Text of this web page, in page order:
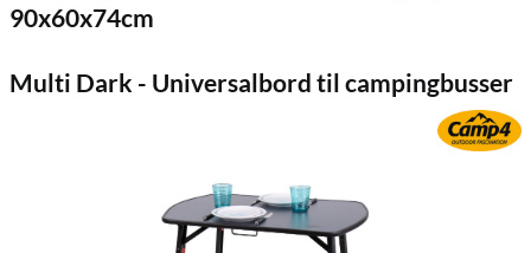
90x60x74cm
Multi Dark - Universalbord til campingbusser